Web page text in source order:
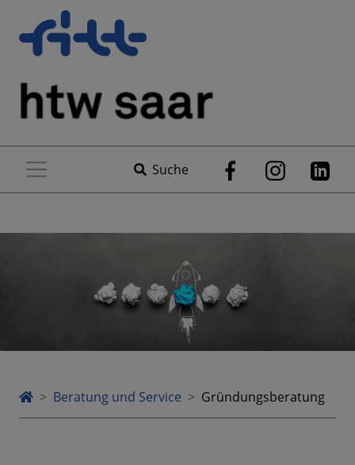
Suche
Beratung und Service Gründungsberatung